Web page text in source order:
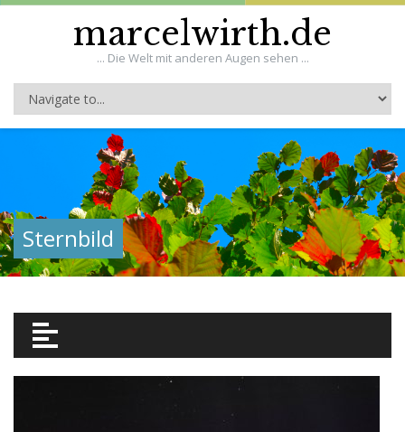
marcelwirth.de
... Die Welt mit anderen Augen sehen ...
Sternbild